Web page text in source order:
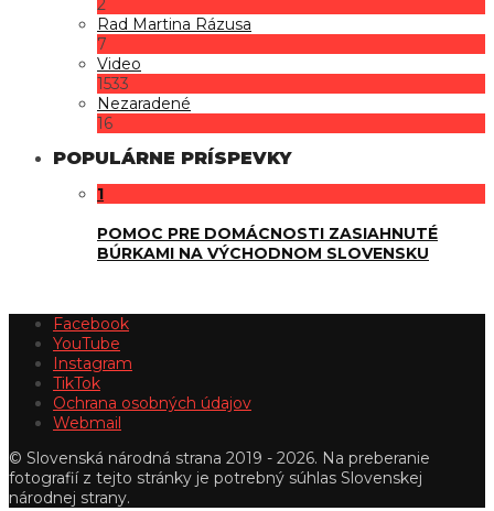
2
Rad Martina Rázusa
7
Video
1533
Nezaradené
16
POPULÁRNE PRÍSPEVKY
1
POMOC PRE DOMÁCNOSTI ZASIAHNUTÉ
BÚRKAMI NA VÝCHODNOM SLOVENSKU
Facebook
YouTube
Instagram
TikTok
Ochrana osobných údajov
Webmail
© Slovenská národná strana 2019 - 2026. Na preberanie
fotografií z tejto stránky je potrebný súhlas Slovenskej
národnej strany.